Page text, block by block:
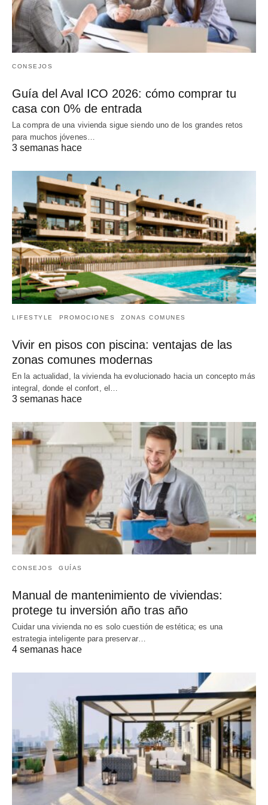
CONSEJOS
Guía del Aval ICO 2026: cómo comprar tu
casa con 0% de entrada
La compra de una vivienda sigue siendo uno de los grandes retos
para muchos jóvenes…
3 semanas hace
LIFESTYLE PROMOCIONES ZONAS COMUNES
Vivir en pisos con piscina: ventajas de las
zonas comunes modernas
En la actualidad, la vivienda ha evolucionado hacia un concepto más
integral, donde el confort, el…
3 semanas hace
CONSEJOS GUÍAS
Manual de mantenimiento de viviendas:
protege tu inversión año tras año
Cuidar una vivienda no es solo cuestión de estética; es una
estrategia inteligente para preservar…
4 semanas hace